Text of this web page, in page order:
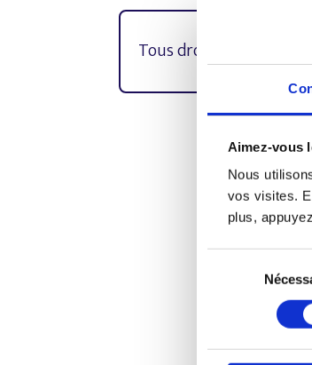
Aimez-vous
Nous
vos visites.
plus,
consentement
Tous droits réservés ©
Djob est